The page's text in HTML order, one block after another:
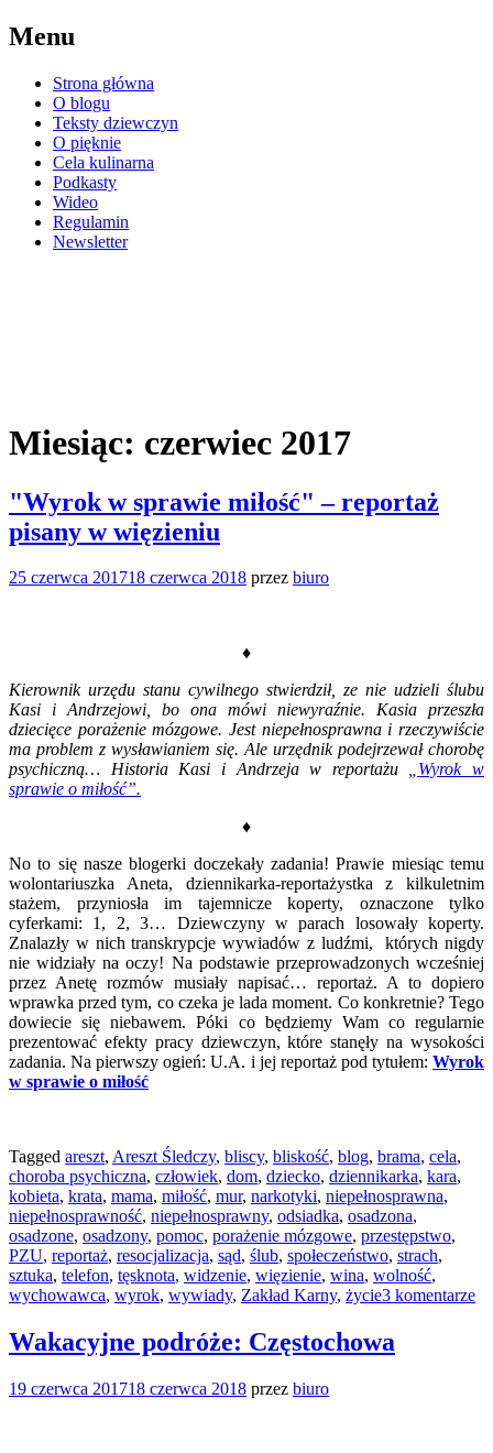
Przejdź
do
Menu
Strona główna
O blogu
Teksty dziewczyn
O pięknie
Cela kulinarna
Podkasty
Wideo
Regulamin
Newsletter
Miesiąc: czerwiec 2017
"Wyrok w sprawie miłość" – reportaż
pisany w więzieniu
25 czerwca 201718 czerwca 2018 przez biuro
♦
Kierownik urzędu stanu cywilnego stwierdził, ze nie udzieli ślubu
Kasi i Andrzejowi, bo ona mówi niewyraźnie. Kasia przeszła
dziecięce porażenie mózgowe. Jest niepełnosprawna i rzeczywiście
ma problem z wysławianiem się. Ale urzędnik podejrzewał chorobę
psychiczną… Historia Kasi i Andrzeja w reportażu „Wyrok w
sprawie o miłość”.
♦
No to się nasze blogerki doczekały zadania! Prawie miesiąc temu
wolontariuszka Aneta, dziennikarka-reportażystka z kilkuletnim
stażem, przyniosła im tajemnicze koperty, oznaczone tylko
cyferkami: 1, 2, 3… Dziewczyny w parach losowały koperty.
Znalazły w nich transkrypcje wywiadów z ludźmi, których nigdy
nie widziały na oczy! Na podstawie przeprowadzonych wcześniej
przez Anetę rozmów musiały napisać… reportaż. A to dopiero
wprawka przed tym, co czeka je lada moment. Co konkretnie? Tego
dowiecie się niebawem. Póki co będziemy Wam co regularnie
prezentować efekty pracy dziewczyn, które stanęły na wysokości
zadania. Na pierwszy ogień: U.A. i jej reportaż pod tytułem: Wyrok
w sprawie o miłość
Tagged areszt, Areszt Śledczy, bliscy, bliskość, blog, brama, cela,
choroba psychiczna, człowiek, dom, dziecko, dziennikarka, kara,
kobieta, krata, mama, miłość, mur, narkotyki, niepełnosprawna,
niepełnosprawność, niepełnosprawny, odsiadka, osadzona,
osadzone, osadzony, pomoc, porażenie mózgowe, przestępstwo,
PZU, reportaż, resocjalizacja, sąd, ślub, społeczeństwo, strach,
sztuka, telefon, tęsknota, widzenie, więzienie, wina, wolność,
wychowawca, wyrok, wywiady, Zakład Karny, życie3 komentarze
Wakacyjne podróże: Częstochowa
19 czerwca 201718 czerwca 2018 przez biuro